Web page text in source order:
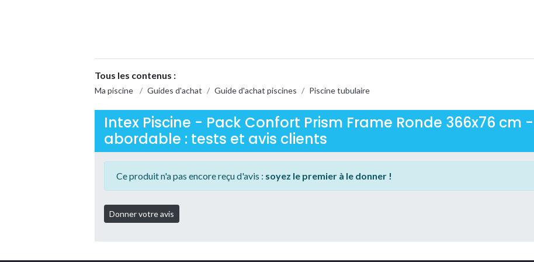
Tous les contenus :
Ma piscine / Guides d'achat / Guide d'achat piscines / Piscine tubulaire
Intex Piscine - Pack Confort Prism Frame Ronde 366x76 cm
abordable : tests et avis clients
Ce produit n'a pas encore reçu d'avis : soyez le premier à le donner !